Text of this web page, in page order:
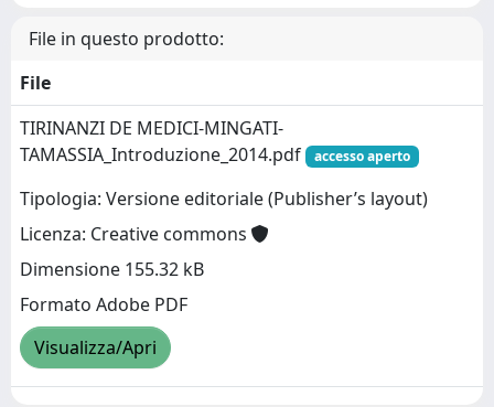
File in questo prodotto:
File
TIRINANZI DE MEDICI-MINGATI-
TAMASSIA_Introduzione_2014.pdf
accesso aperto
Tipologia: Versione editoriale (Publisher’s layout)
Licenza: Creative commons
Dimensione 155.32 kB
Formato Adobe PDF
Visualizza/Apri